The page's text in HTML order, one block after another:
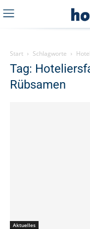
Start Schlagworte
Tag:
Rübsamen
Aktuelles